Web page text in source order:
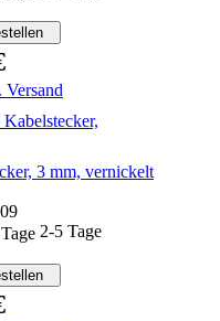
Versand
3 mm, vernickelt
2-5 Tage